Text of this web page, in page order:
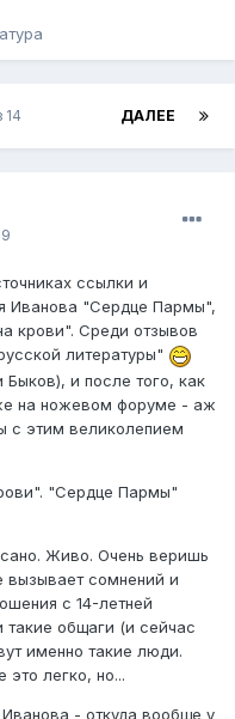
ДАЛЕЕ
14
ссылки и
Иванова "Сердце Пармы",
крови". Среди отзывов
литературы"
и после того, как
на ножевом форуме - аж
с этим великолепием
"Сердце Пармы"
Живо. Очень веришь
вызывает сомнений и
с 14-летней
такие общаги (и сейчас
именно такие люди.
это легко, но...
- откуда вообще у